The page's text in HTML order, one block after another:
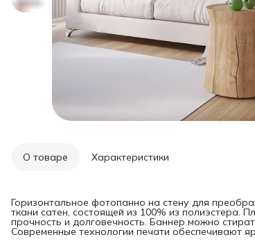
О товаре Характеристики
Горизонтальное фотопанно на стену для
ткани сатен, состоящей из 100% из полиэстера.
прочность и долговечность. Баннер можно
Современные технологии печати обеспечивают